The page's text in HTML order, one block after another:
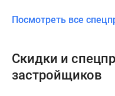
Посмотреть все
Скидки и
застройщиков